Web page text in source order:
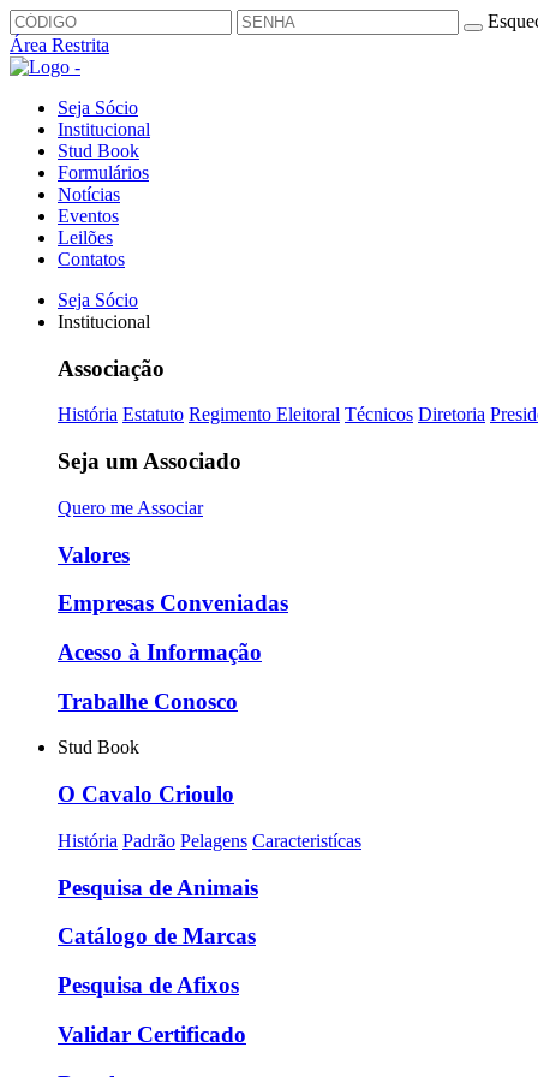
Área Restrita
Seja Sócio
Institucional
Stud Book
Formulários
Notícias
Eventos
Leilões
Contatos
Seja Sócio
Institucional
Associação
História Estatuto Regimento Eleitoral Técnicos Diretoria
Seja um Associado
Quero me Associar
Valores
Empresas Conveniadas
Acesso à Informação
Trabalhe Conosco
Stud Book
O Cavalo Crioulo
História Padrão Pelagens Caracteristícas
Pesquisa de Animais
Catálogo de Marcas
Pesquisa de Afixos
Validar Certificado